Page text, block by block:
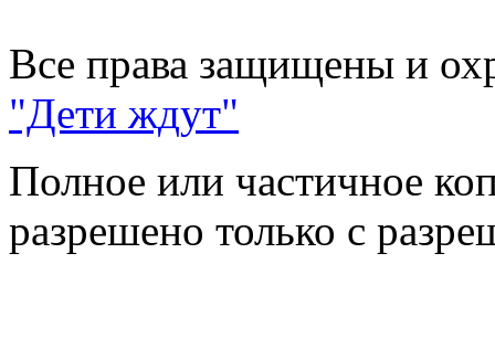
Все права защищены и
"Дети ждут"
Полное или частичное
разрешено только с